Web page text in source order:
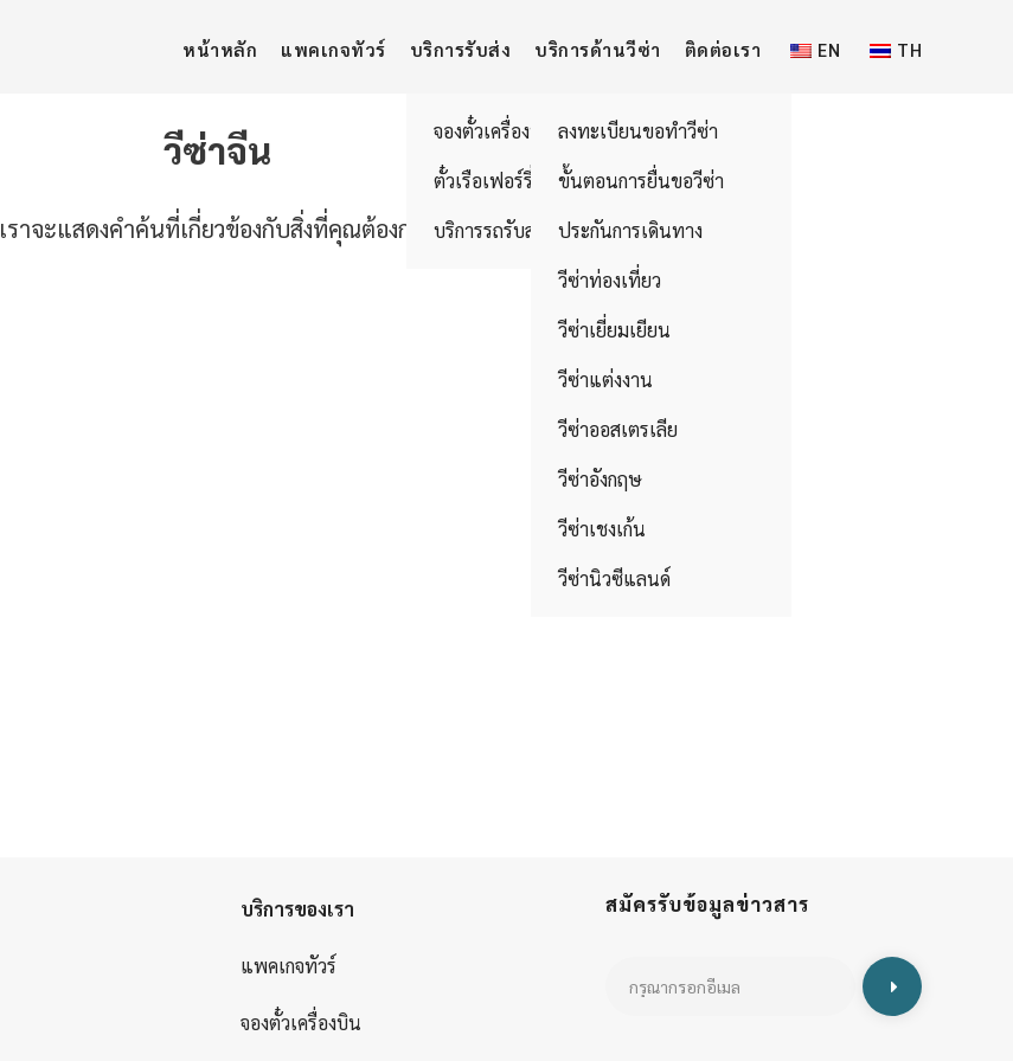
หน้าหลัก แพคเกจทัวร์ บริการรับส่ง
จองตั๋วเครื่องบิน
ตั๋วเรือเฟอร์รี่
บริการรถรับส่ง
บริการด้านวีซ่า
ลงทะเบียนขอทำวีซ่า
ขั้นตอนการยื่นขอวีซ่า
ประกันการเดินทาง
วีซ่าท่องเที่ยว
วีซ่าเยี่ยมเยียน
วีซ่าแต่งงาน
วีซ่าออสเตรเลีย
วีซ่าอังกฤษ
วีซ่าเชงเก้น
วีซ่านิวซีแลนด์
ติดต่อเรา EN TH
วีซ่าจีน
เราจะแสดงคำค้นที่เกี่ยวข้องกับสิ่งที่คุณต้องการ
บริการของเรา
แพคเกจทัวร์
จองตั๋วเครื่องบิน
สมัครรับข้อมูลข่าวสาร